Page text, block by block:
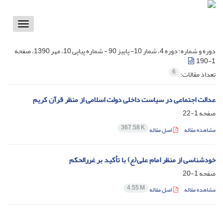
Toggle
دوره و شماره:
دوره 4، شمار 10- پاییز 90 - شماره پیاپی 10، مهر 1390، صفحه
1-190
تعداد مقالات: 6
عدالت اجتماعی در سیاست داخلی دولت اسلامی از منظر قرآن کریم
صفحه1-22
مشاهده مقاله اصل مقاله 367.58 K
خودشناسی از منظر امام علی(ع) با تأکید بر غررالحکم
صفحه1-20
مشاهده مقاله اصل مقاله 4.55 M